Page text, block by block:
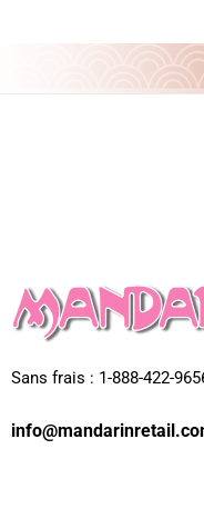
Sans frais : 1-888-422-